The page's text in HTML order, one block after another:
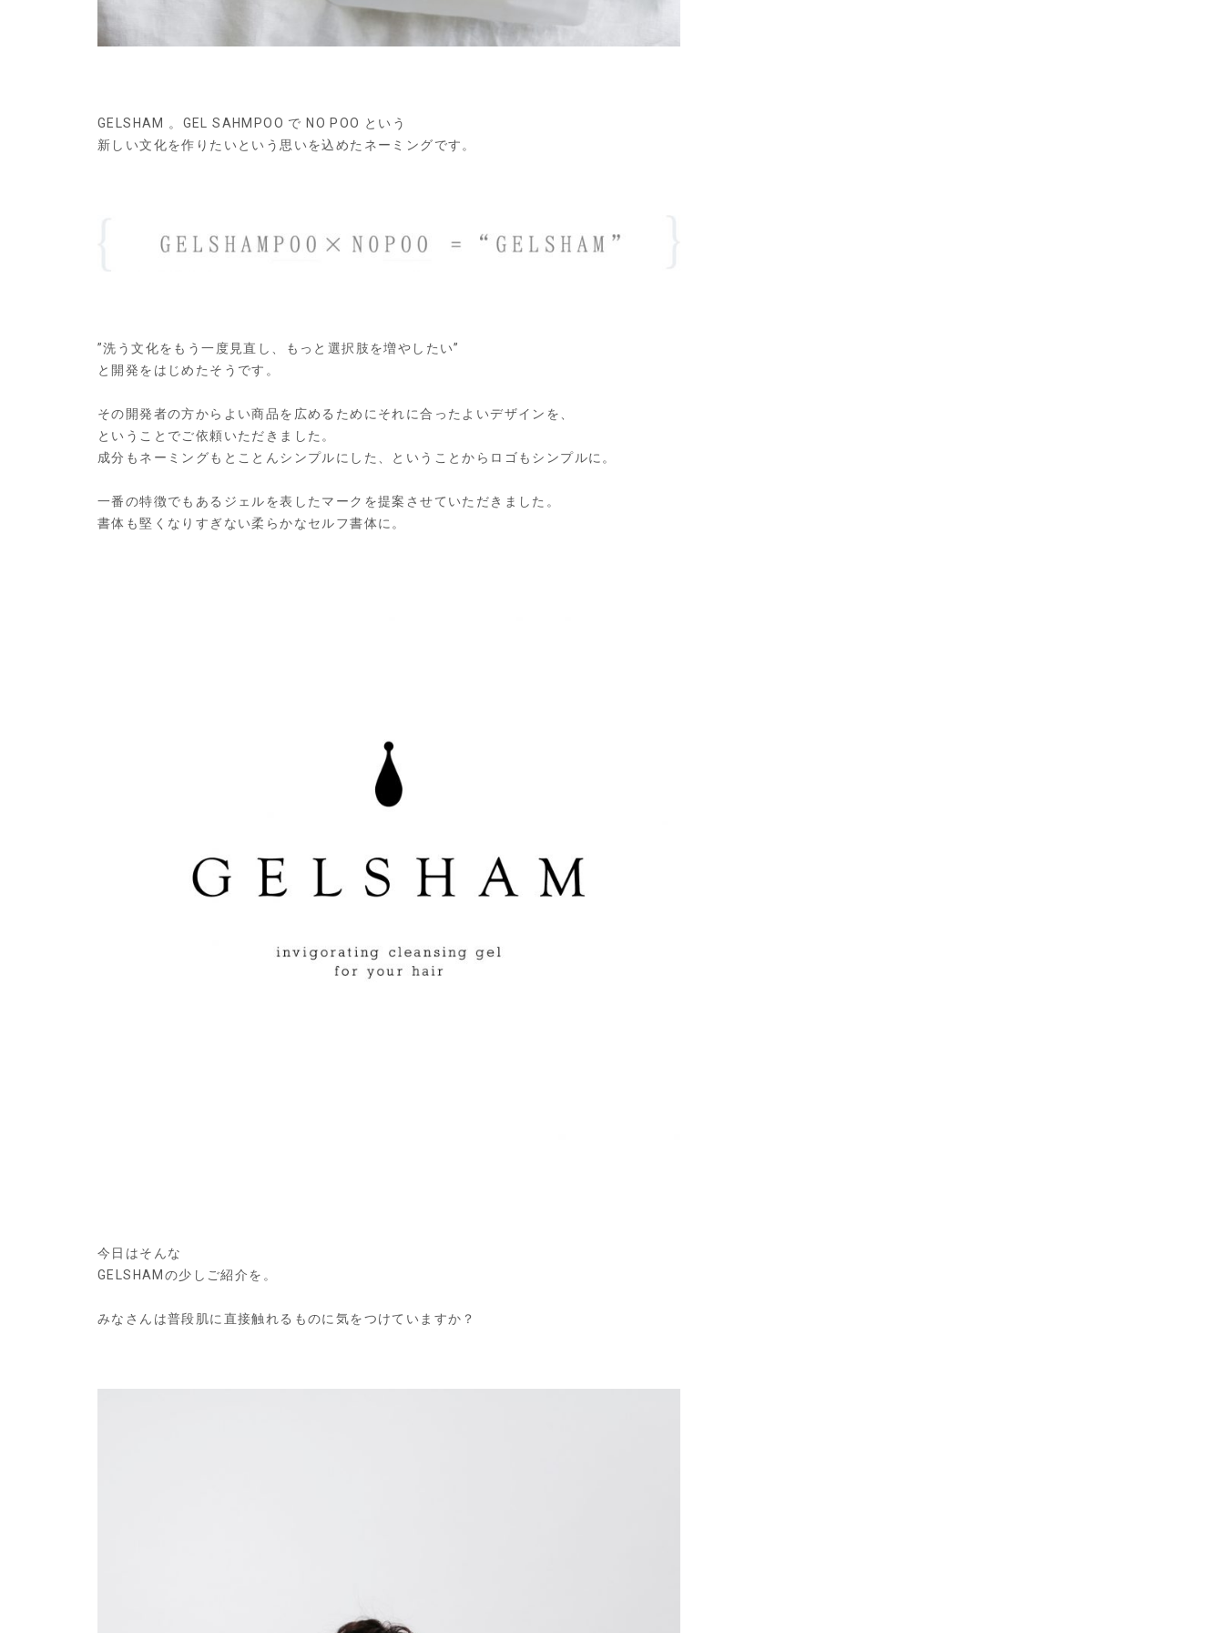
GELSHAM 。GEL SAHMPOO で NO POO という
新しい文化を作りたいという思いを込めたネーミングです。
”洗う文化をもう一度見直し、もっと選択肢を増やしたい”
と開発をはじめたそうです。
その開発者の方からよい商品を広めるためにそれに合ったよいデザインを、
ということでご依頼いただきました。
成分もネーミングもとことんシンプルにした、ということからロゴもシンプルに。
一番の特徴でもあるジェルを表したマークを提案させていただきました。
書体も堅くなりすぎない柔らかなセルフ書体に。
今日はそんな
GELSHAMの少しご紹介を。
みなさんは普段肌に直接触れるものに気をつけていますか？